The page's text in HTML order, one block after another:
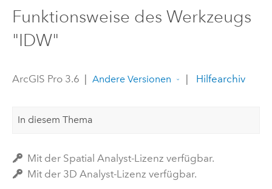
Funktionsweise des Werkzeugs
"IDW"
ArcGIS Pro 3.6 | Andere Versionen | Hilfearchiv
In diesem Thema
Mit der Spatial Analyst-Lizenz verfügbar.
Mit der 3D Analyst-Lizenz verfügbar.